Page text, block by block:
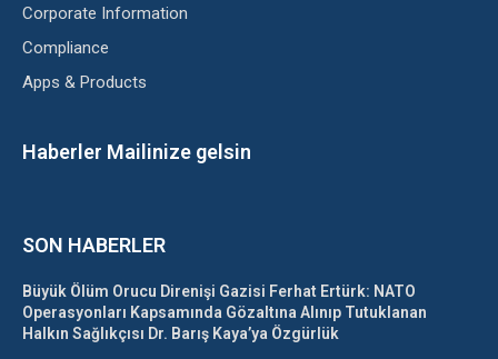
Corporate Information
Compliance
Apps & Products
Haberler Mailinize gelsin
SON HABERLER
Büyük Ölüm Orucu Direnişi Gazisi Ferhat Ertürk: NATO
Operasyonları Kapsamında Gözaltına Alınıp Tutuklanan
Halkın Sağlıkçısı Dr. Barış Kaya’ya Özgürlük